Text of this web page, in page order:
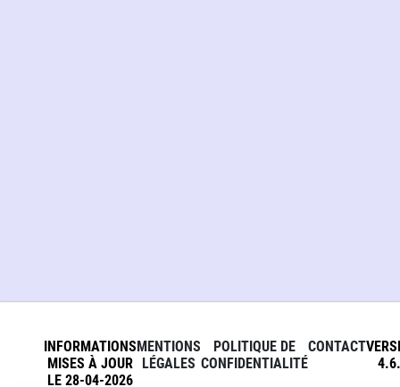
INFORMATIONS
MISES À JOUR
LE 28-04-2026
MENTIONS
LÉGALES
POLITIQUE DE
CONFIDENTIALITÉ
CONTACT